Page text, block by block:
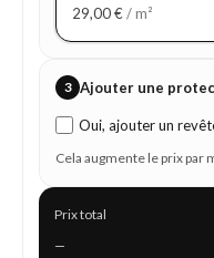
29,00€/ m²
3 Ajouter une
Oui, ajouter un
Cela augmente le prix par
Prix total
—